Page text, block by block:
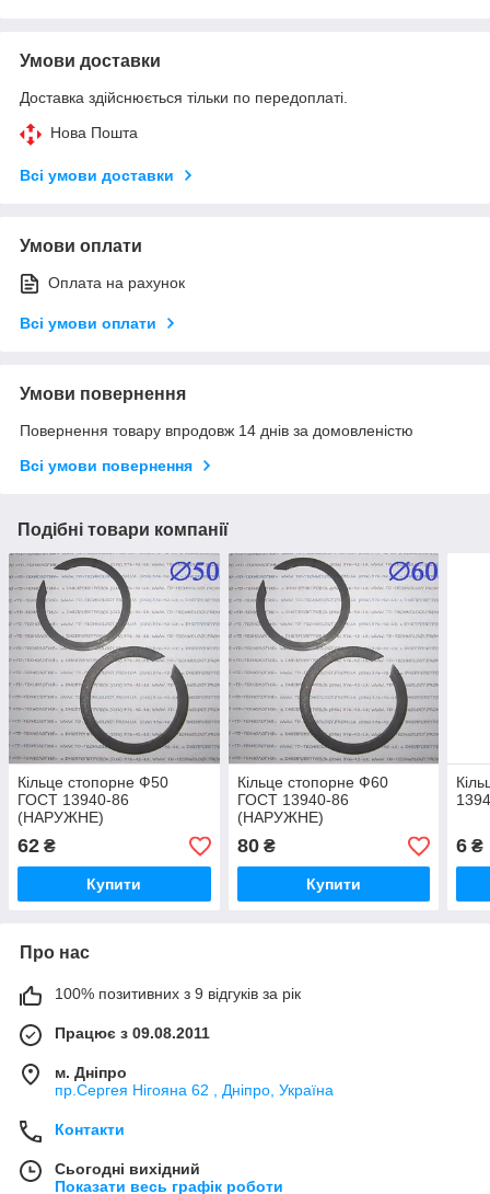
Умови доставки
Доставка здійснюється тільки по передоплаті.
Нова Пошта
Всі умови доставки
Умови оплати
Оплата на рахунок
Всі умови оплати
Умови повернення
Повернення товару впродовж 14 днів за домовленістю
Всі умови повернення
Подібні товари компанії
Кільце стопорне Ф50
ГОСТ 13940-86
(НАРУЖНЕ)
62 ₴
Купити
Кільце стопорне Ф60
ГОСТ 13940-86
(НАРУЖНЕ)
80₴
Купити
6 ₴
Про нас
100% позитивних з 9 відгуків за рік
Працює з 09.08.2011
м. Дніпро
пр.Сергея Нігояна 62 , Дніпро, Україна
Контакти
Сьогодні вихідний
Показати весь графік роботи